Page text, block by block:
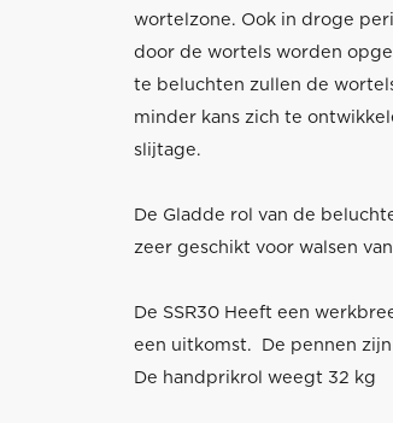
wortelzone. Ook in droge
door de wortels worden
te beluchten zullen de
minder kans zich te
slijtage.
De Gladde rol van de
zeer geschikt voor walsen
De SSR30 Heeft een
een uitkomst. De pennen
De handprikrol weegt 32 kg